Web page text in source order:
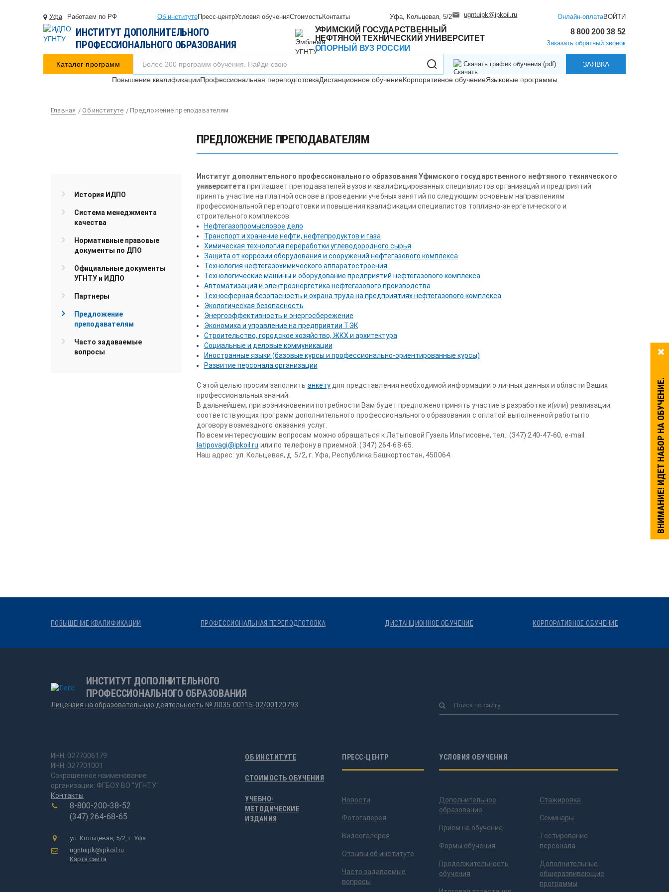
ВНИМАНИЕ! ИДЕТ НАБОР НА ОБУЧЕНИЕ.
Уфа Работаем по РФ Об институтеПресс-центрУсловия обученияСтоимостьКонтакты Уфа, Кольцевая, 5/2 ugntuipk@ipkoil.ru Онлайн-оплатаВОЙТИ
ИНСТИТУТ ДОПОЛНИТЕЛЬНОГО
ПРОФЕССИОНАЛЬНОГО ОБРАЗОВАНИЯ
УФИМСКИЙ ГОСУДАРСТВЕННЫЙ
НЕФТЯНОЙ ТЕХНИЧЕСКИЙ УНИВЕРСИТЕТ
ОПОРНЫЙ ВУЗ РОССИИ
8 800 200 38 52
Заказать обратный звонок
Каталог программ Скачать график обучения (pdf)
ЗАЯВКА
Повышение квалификацииПрофессиональная переподготовкаДистанционное обучениеКорпоративное обучениеЯзыковые программы
Главная Об институте Предложение преподавателям
История ИДПО
Система менеджмента
качества
Нормативные правовые
документы по ДПО
Официальные документы
УГНТУ и ИДПО
Партнеры
Предложение
преподавателям
Часто задаваемые
вопросы
ПРЕДЛОЖЕНИЕ ПРЕПОДАВАТЕЛЯМ
Институт дополнительного профессионального образования Уфимского государственного нефтяного технического
университета приглашает преподавателей вузов и квалифицированных специалистов организаций и предприятий
принять участие на платной основе в проведении учебных занятий по следующим основным направлениям
профессиональной переподготовки и повышения квалификации специалистов топливно-энергетического и
строительного комплексов:
Нефтегазопромысловое дело
Транспорт и хранение нефти, нефтепродуктов и газа
Химическая технология переработки углеводородного сырья
Защита от коррозии оборудования и сооружений нефтегазового комплекса
Технология нефтегазохимического аппаратостроения
Технологические машины и оборудование предприятий нефтегазового комплекса
Автоматизация и электроэнергетика нефтегазового производства
Техносферная безопасность и охрана труда на предприятиях нефтегазового комплекса
Экологическая безопасность
Энергоэффективность и энергосбережение
Экономика и управление на предприятии ТЭК
Строительство, городское хозяйство, ЖКХ и архитектура
Социальные и деловые коммуникации
Иностранные языки (базовые курсы и профессионально-ориентированные курсы)
Развитие персонала организации
С этой целью просим заполнить анкету для представления необходимой информации о личных данных и области Ваших
профессиональных знаний.
В дальнейшем, при возникновении потребности Вам будет предложено принять участие в разработке и(или) реализации
соответствующих программ дополнительного профессионального образования с оплатой выполненной работы по
договору возмездного оказания услуг.
По всем интересующим вопросам можно обращаться к Латыповой Гузель Ильгисовне, тел.: (347) 240-47-60, e-mail:
latipovagi@ipkoil.ru или по телефону в приемной: (347) 264-68-65.
Наш адрес: ул. Кольцевая, д. 5/2, г. Уфа, Республика Башкортостан, 450064.
ПОВЫШЕНИЕ КВАЛИФИКАЦИИ ПРОФЕССИОНАЛЬНАЯ ПЕРЕПОДГОТОВКА ДИСТАНЦИОННОЕ ОБУЧЕНИЕ КОРПОРАТИВНОЕ ОБУЧЕНИЕ
ИНСТИТУТ ДОПОЛНИТЕЛЬНОГО
ПРОФЕССИОНАЛЬНОГО ОБРАЗОВАНИЯ
Лицензия на образовательную деятельность № Л035-00115-02/00120793
ИНН: 0277006179
ИНН: 027701001
Сокращенное наименование
организации: ФГБОУ ВО "УГНТУ"
Контакты
8-800-200-38-52
(347) 264-68-65
ул. Кольцевая, 5/2, г. Уфа
ugntuipk@ipkoil.ru
Карта сайта
ОБ ИНСТИТУТЕ
СТОИМОСТЬ ОБУЧЕНИЯ
УЧЕБНО-
МЕТОДИЧЕСКИЕ
ИЗДАНИЯ
ПРЕСС-ЦЕНТР
Новости
Фотогалерея
Видеогалерея
Отзывы об институте
Часто задаваемые
вопросы
УСЛОВИЯ ОБУЧЕНИЯ
Дополнительное
образование
Прием на обучение
Формы обучения
Продолжительность
обучения
Стажировка
Семинары
Тестирование
персонала
Дополнительные
общеразвивающие
программы